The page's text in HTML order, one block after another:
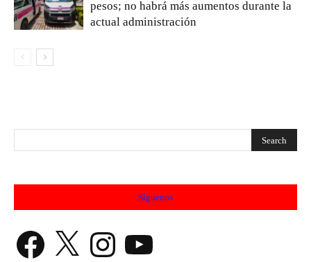
pesos; no habrá más aumentos durante la
actual administración
Síguenos
Facebook X Instagram